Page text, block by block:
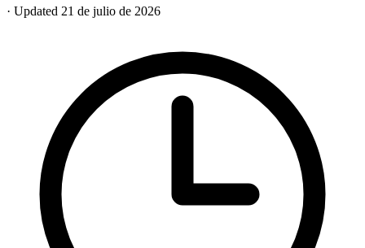
· Updated 21 de julio de 2026